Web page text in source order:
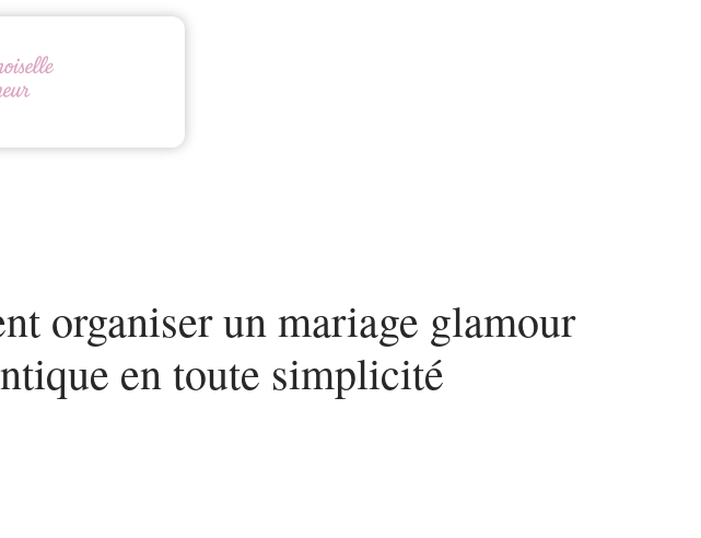
organiser un mariage glamour
en toute simplicité